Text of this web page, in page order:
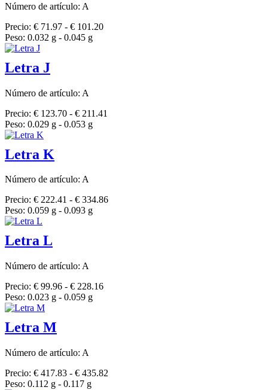
Número de artículo: A
Precio: € 71.97 - € 101.20
Peso: 0.032 g - 0.045 g
Letra J
Número de artículo: A
Precio: € 123.70 - € 211.41
Peso: 0.029 g - 0.053 g
Letra K
Número de artículo: A
Precio: € 222.41 - € 334.86
Peso: 0.059 g - 0.093 g
Letra L
Número de artículo: A
Precio: € 99.96 - € 228.16
Peso: 0.023 g - 0.059 g
Letra M
Número de artículo: A
Precio: € 417.83 - € 435.82
Peso: 0.112 g - 0.117 g